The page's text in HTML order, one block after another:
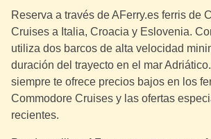
Reserva a través de AFerry.es ferris de
Cruises a Italia, Croacia y Eslovenia.
utiliza dos barcos de alta velocidad
duración del trayecto en el mar
siempre te ofrece precios bajos en los
Commodore Cruises y las ofertas
recientes.